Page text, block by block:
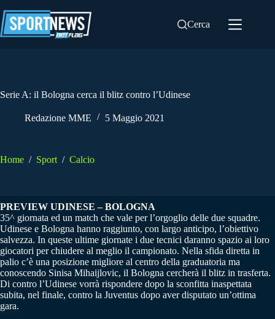
al
contenuto
Cerca
Serie A: il Bologna cerca il blitz contro l’Udinese
Redazione MME 5 Maggio 2021
Home / Sport / Calcio
PREVIEW UDINESE – BOLOGNA
35^ giornata ed un match che vale per l’orgoglio delle due squadre.
Udinese e Bologna hanno raggiunto, con largo anticipo, l’obiettivo
salvezza. In queste ultime giornate i due tecnici daranno spazio ai loro
giocatori per chiudere al meglio il campionato. Nella sfida diretta in
palio c’è una posizione migliore al centro della graduatoria ma
conoscendo Sinisa Mihaijlovic, il Bologna cercherà il blitz in trasferta.
Di contro l’Udinese vorrà rispondere dopo la sconfitta inaspettata
subita, nel finale, contro la Juventus dopo aver disputato un’ottima
gara.